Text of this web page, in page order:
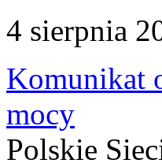
4 sierpnia
Komunikat
mocy
Polskie